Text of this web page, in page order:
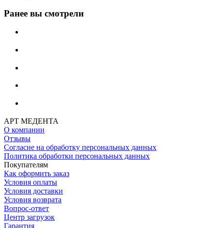
Ранее вы смотрели
АРТ МЕДЕНТА
О компании
Отзывы
Согласие на обработку персональных данных
Политика обработки персональных данных
Покупателям
Как оформить заказ
Условия оплаты
Условия доставки
Условия возврата
Вопрос-ответ
Центр загрузок
Гарантия